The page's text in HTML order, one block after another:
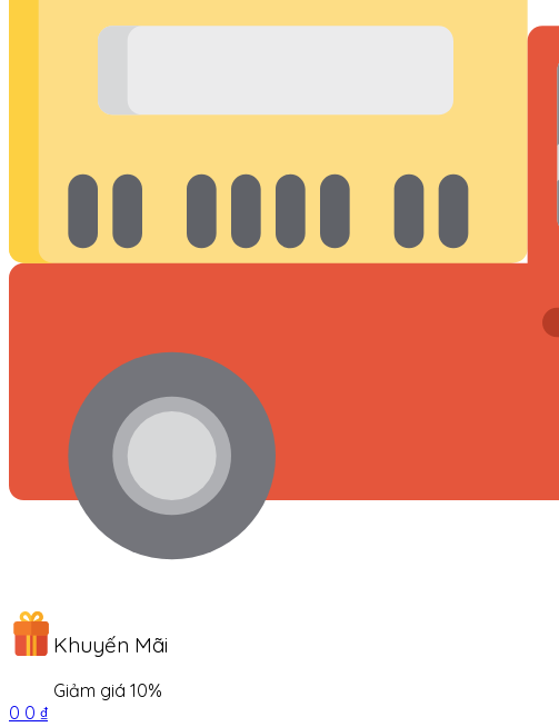
Khuyến Mãi
Giảm giá 10%
0 0 ₫